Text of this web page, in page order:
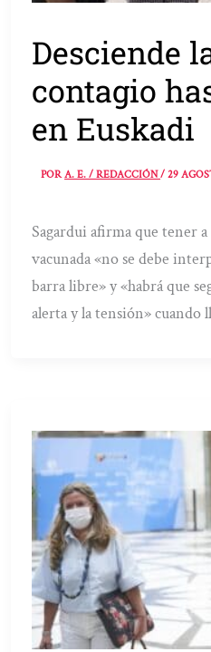
Desciende
contagio
en Euskadi
PORA. E. / REDACCIÓN/29
Sagardui afirma que tener
vacunada «no se debe
barra libre» y «habrá que
alerta y la tensión» cuando